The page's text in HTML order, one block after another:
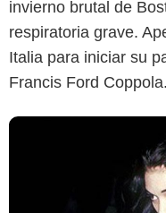
invierno brutal de
respiratoria grave.
Italia para iniciar su
Francis Ford Coppola.